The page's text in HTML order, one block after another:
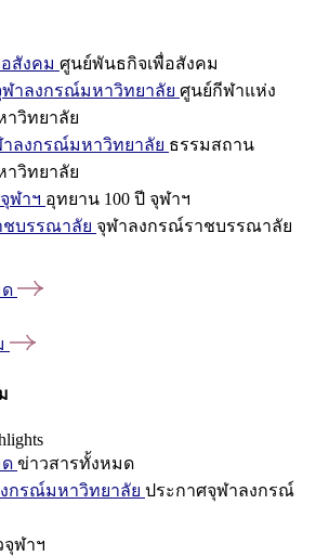
สังคม ศูนย์พันธกิจเพื่อสังคม
าลงกรณ์มหาวิทยาลัย ศูนย์กีฬาแห่ง
วิทยาลัย
ลงกรณ์มหาวิทยาลัย ธรรมสถาน
วิทยาลัย
ฬาฯ อุทยาน 100 ปี จุฬาฯ
ชบรรณาลัย จุฬาลงกรณ์ราชบรรณาลัย
ข่าวสารทั้งหมด
กรณ์มหาวิทยาลัย ประกาศจุฬาลงกรณ์
จุฬาฯ